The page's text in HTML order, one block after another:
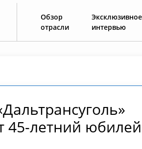
Обзор
отрасли
Эксклюзивное
интервью
45-летний юбилей